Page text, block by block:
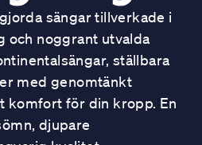
sängar tillverkade i
och noggrant utvalda
ställbara
med genomtänkt
komfort för din kropp. En
djupare